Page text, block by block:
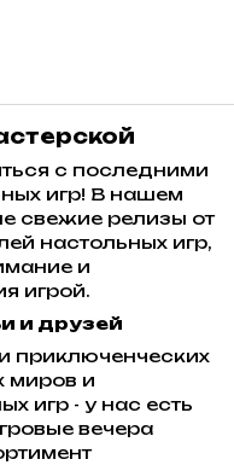
с последними
игр! В нашем
свежие релизы от
настольных игр,
и
игрой.
и друзей
приключенческих
миров и
игр - у нас есть
вечера